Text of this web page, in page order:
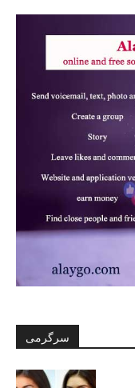
سرگرمی